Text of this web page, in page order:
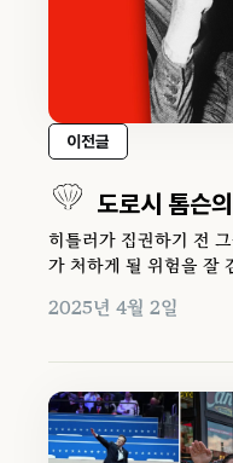
이전글
도로시 톰슨
히틀러가 집권하기 전
가 처하게 될 위험을 잘
2025년 4월 2일